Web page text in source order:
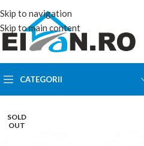
Skip to navigation
Skip to main content
CATEGORII
SOLD
OUT